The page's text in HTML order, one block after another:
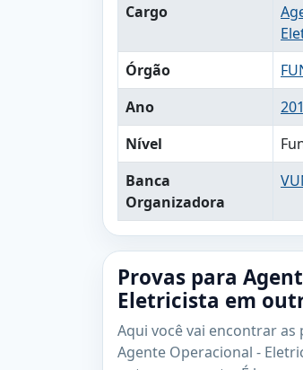
Cargo
Órgão
Ano
Nível
Banca
Organizadora
Provas para
Eletricista em
Aqui você vai encontrar
Agente Operacional -